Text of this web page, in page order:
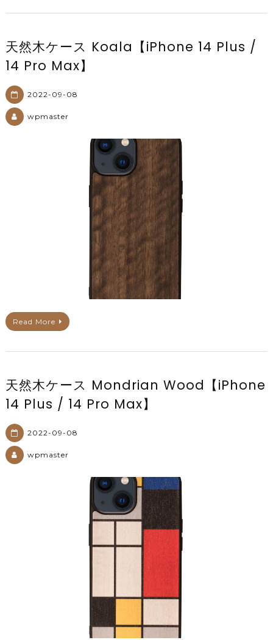
天然木ケース Koala【iPhone 14 Plus /
14 Pro Max】
2022-09-08
wpmaster
Read More
天然木ケース Mondrian Wood【iPhone
14 Plus / 14 Pro Max】
2022-09-08
wpmaster